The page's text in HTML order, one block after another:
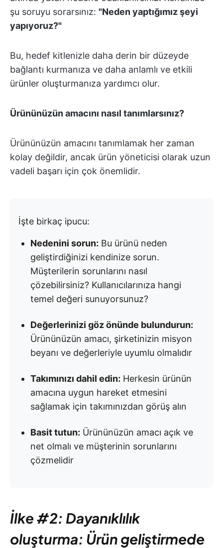
şu soruyu sorarsınız: "Neden yaptığımız şeyi
yapıyoruz?"
Bu, hedef kitlenizle daha derin bir düzeyde
bağlantı kurmanıza ve daha anlamlı ve etkili
ürünler oluşturmanıza yardımcı olur.
Ürününüzün amacını nasıl tanımlarsınız?
Ürününüzün amacını tanımlamak her zaman
kolay değildir, ancak ürün yöneticisi olarak uzun
vadeli başarı için çok önemlidir.
İşte birkaç ipucu:
Nedenini sorun: Bu ürünü neden
geliştirdiğinizi kendinize sorun.
Müşterilerin sorunlarını nasıl
çözebilirsiniz? Kullanıcılarınıza hangi
temel değeri sunuyorsunuz?
Değerlerinizi göz önünde bulundurun:
Ürününüzün amacı, şirketinizin misyon
beyanı ve değerleriyle uyumlu olmalıdır
Takımınızı dahil edin: Herkesin ürünün
amacına uygun hareket etmesini
sağlamak için takımınızdan görüş alın
Basit tutun: Ürününüzün amacı açık ve
net olmalı ve müşterinin sorunlarını
çözmelidir
İlke #2: Dayanıklılık
oluşturma: Ürün geliştirmede